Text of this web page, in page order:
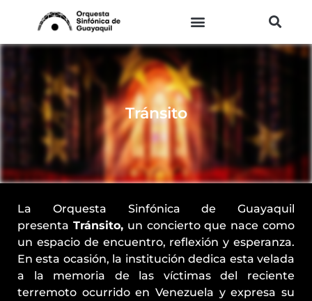
contenido
Tránsito
La Orquesta Sinfónica de Guayaquil
presenta Tránsito,un concierto que nace como
un espacio de encuentro, reflexión y esperanza.
En esta ocasión, la institución dedica esta velada
a la memoria de las víctimas del reciente
terremoto ocurrido en Venezuela y expresa su